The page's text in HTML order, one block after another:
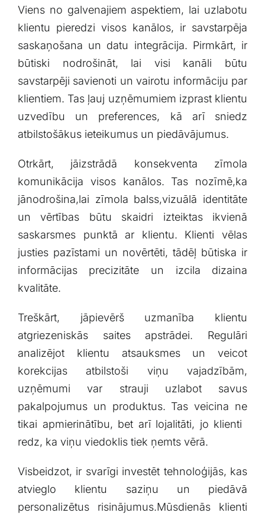
Viens⁤ no galvenajiem ⁣aspektiem, lai uzlabotu
klientu pieredzi visos kanālos, ir savstarpēja​
saskaņošana un ⁣datu⁢ integrācija. Pirmkārt, ir
būtiski nodrošināt, ‍lai visi kanāli‌ būtu
savstarpēji savienoti un vairotu informāciju⁢ par
klientiem. Tas ļauj uzņēmumiem izprast klientu
uzvedību un preferences, kā arī‌ sniedz⁢
atbilstošākus ieteikumus ⁤un piedāvājumus.
Otrkārt, jāizstrādā konsekventa zīmola
komunikācija ​visos ‌kanālos.⁢ Tas ‍nozīmē,ka
jānodrošina,lai zīmola ⁤balss,vizuālā identitāte
un‌ vērtības būtu skaidri ​izteiktas ikvienā⁤
saskarsmes punktā ar klientu. Klienti vēlas
justies⁢ pazīstami un novērtēti, tādēļ būtiska ir
informācijas precizitāte un izcila dizaina
kvalitāte.
Treškārt, jāpievērš⁤ uzmanība klientu⁢
atgriezeniskās ⁢saites apstrādei. Regulāri⁣
analizējot klientu atsauksmes un veicot‍
korekcijas atbilstoši viņu vajadzībām,⁤
uzņēmumi var​ strauji uzlabot savus
pakalpojumus un produktus. ‌Tas ‍veicina ne‌
tikai ⁣apmierinātību, bet arī lojalitāti, ‌jo klienti ​
redz, ka viņu ‌viedoklis tiek ņemts vērā.
Visbeidzot, ir svarīgi ⁢investēt tehnoloģijās, kas
atvieglo klientu saziņu un piedāvā
personalizētus⁤ risinājumus.Mūsdienās ‌klienti